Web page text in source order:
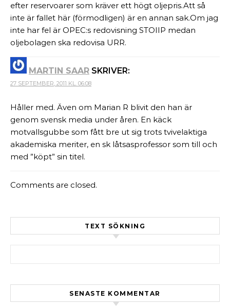
efter reservoarer som kräver ett högt oljepris.Att så
inte är fallet här (förmodligen) är en annan sak.Om jag
inte har fel är OPEC:s redovisning STOIIP medan
oljebolagen ska redovisa URR.
MARTIN SAAR SKRIVER:
27 SEPTEMBER, 2011 KL. 06:08
Håller med. Även om Marian R blivit den han är
genom svensk media under åren. En käck
motvallsgubbe som fått bre ut sig trots tvivelaktiga
akademiska meriter, en sk låtsasprofessor som till och
med ”köpt” sin titel.
Comments are closed.
TEXT SÖKNING
SENASTE KOMMENTAR